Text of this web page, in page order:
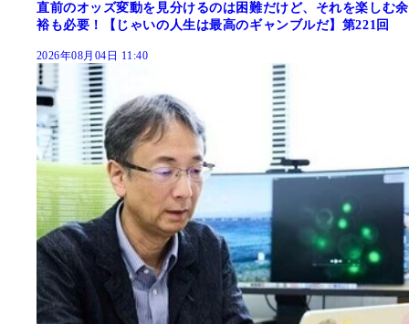
直前のオッズ変動を見分けるのは困難だけど、それを楽しむ余
裕も必要！【じゃいの人生は最高のギャンブルだ】第221回
2026年08月04日 11:40